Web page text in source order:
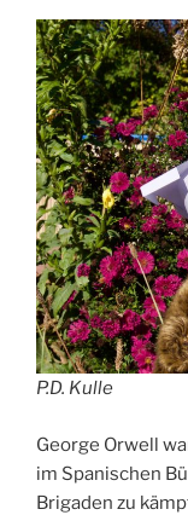
P.D. Kulle
George Orwell
im Spanischen
Brigaden zu